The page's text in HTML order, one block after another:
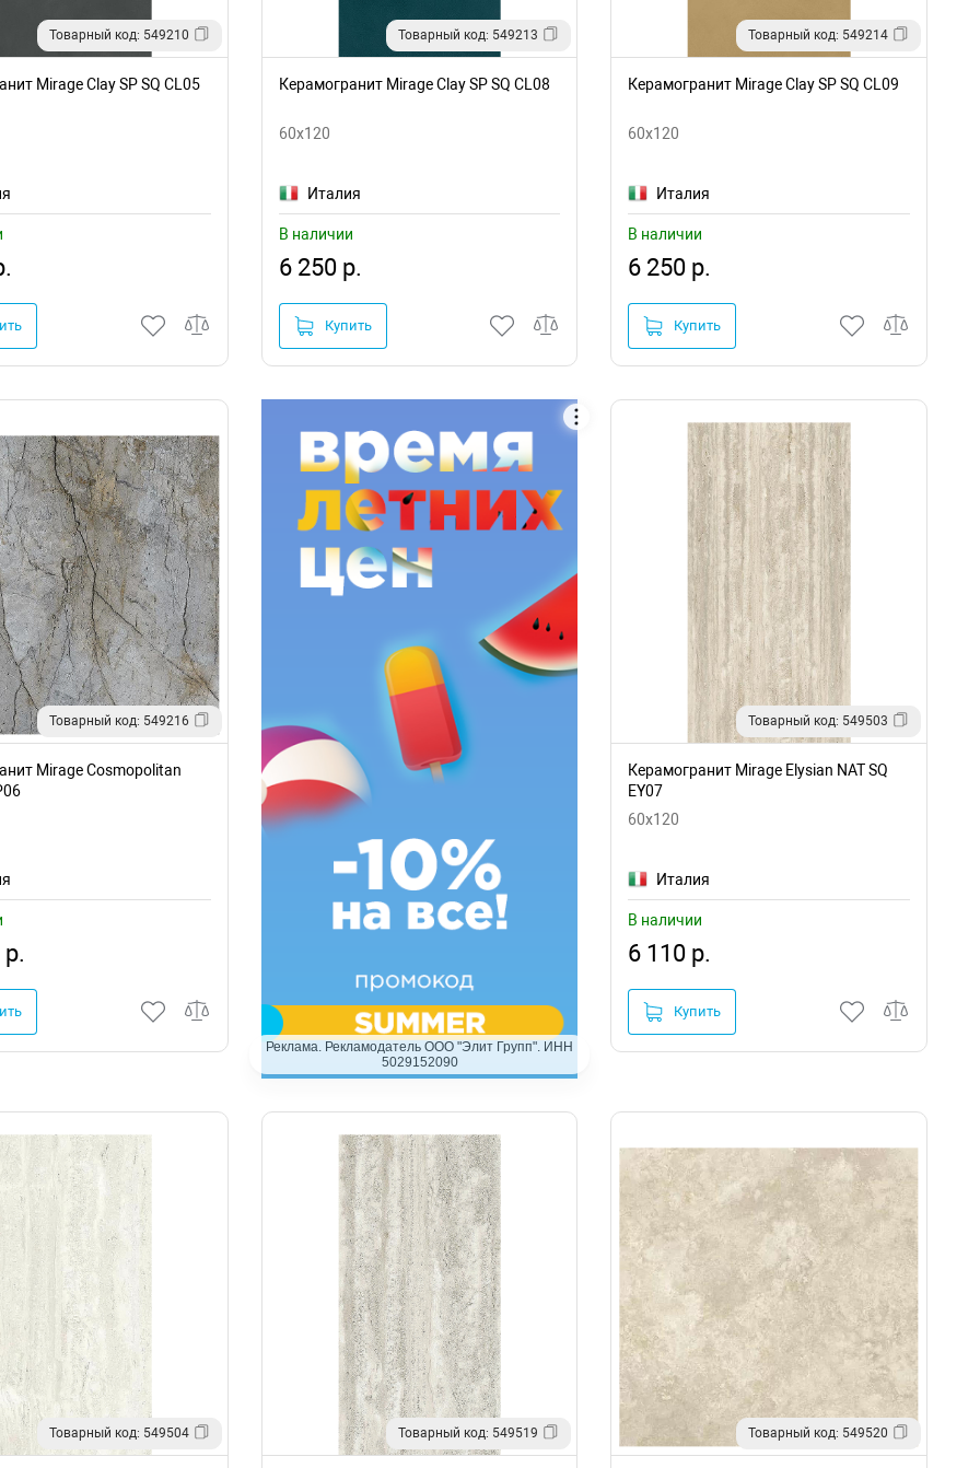
Товарный код: 549210
Mirage Clay SP SQ CL05
Товарный код: 549213
Керамогранит Mirage Clay SP SQ CL08
60x120
Италия
В наличии
6 250 р.
Купить
Товарный код: 549214
Керамогранит Mirage Clay SP SQ CL09
60x120
Италия
В наличии
6 250 р.
Купить
Товарный код: 549216
Mirage Cosmopolitan
Реклама. Рекламодатель ООО "Элит Групп". ИНН
5029152090
Товарный код: 549503
Керамогранит Mirage Elysian NAT SQ
EY07
60x120
Италия
В наличии
6 110 р.
Купить
Товарный код: 549504 Товарный код: 549519 Товарный код: 549520